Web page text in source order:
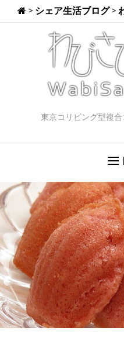
> シェア生活ブログ>
東京コリビング型複